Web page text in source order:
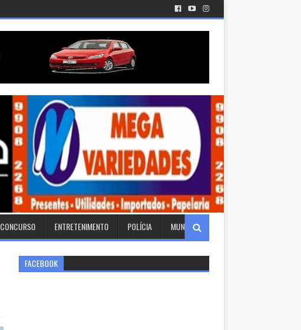
CONCURSO ENTRETENIMENTO POLÍCIA MUNDO
FACEBOOK